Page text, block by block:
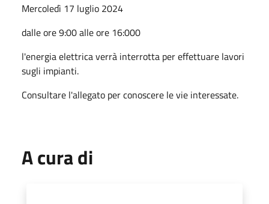
Mercoledì 17 luglio 2024
dalle ore 9:00 alle ore 16:000
l'energia elettrica verrà interrotta per effettuare lavori
sugli impianti.
Consultare l'allegato per conoscere le vie interessate.
A cura di